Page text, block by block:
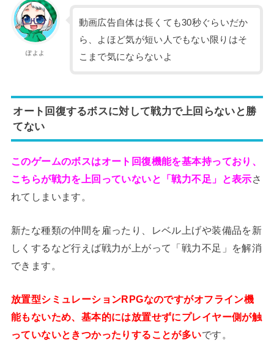
ぽよよ
動画広告自体は長くても30秒ぐらいだか
ら、よほど気が短い人でもない限りはそ
こまで気にならないよ
オート回復するボスに対して戦力で上回らないと勝
てない
このゲームのボスはオート回復機能を基本持っており、
こちらが戦力を上回っていないと「戦力不足」と表示さ
れてしまいます。
新たな種類の仲間を雇ったり、レベル上げや装備品を新
しくするなど行えば戦力が上がって「戦力不足」を解消
できます。
放置型シミュレーションRPGなのですがオフライン機
能もないため、基本的には放置せずにプレイヤー側が触
っていないときつかったりすることが多いです。